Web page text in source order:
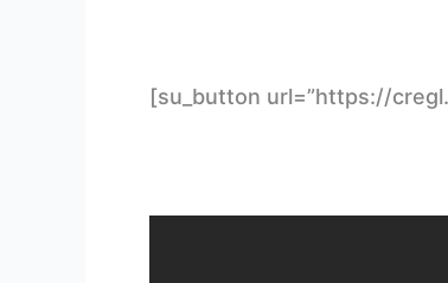
[su_button url=”https://